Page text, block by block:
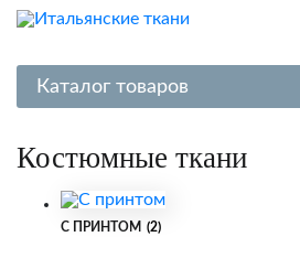
Каталог товаров
Хлопок
Лен
Костюмные ткани
С ПРИНТОМ (2)